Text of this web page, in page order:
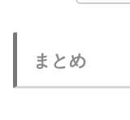
まとめ